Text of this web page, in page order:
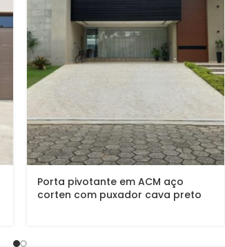
Porta pivotante em ACM aço
corten com puxador cava preto